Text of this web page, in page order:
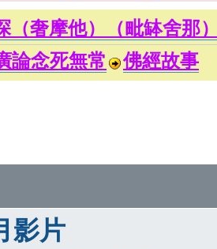
（奢摩他）（毗缽舍那）
論念死無常 佛經故事
影片